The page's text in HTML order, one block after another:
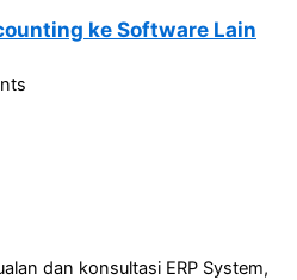
ke Software Lain
dan konsultasi ERP System,